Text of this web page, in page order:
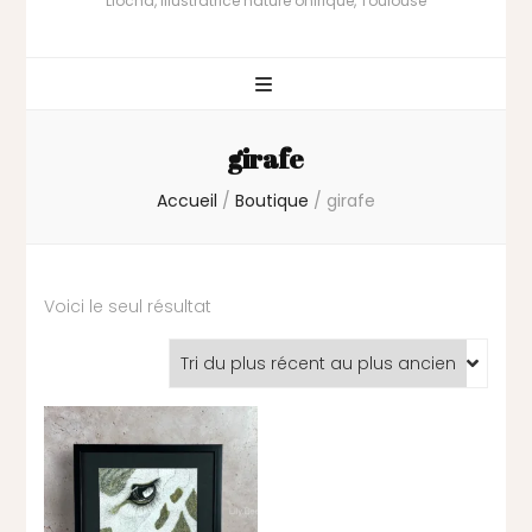
girafe
Accueil / Boutique / girafe
Voici le seul résultat